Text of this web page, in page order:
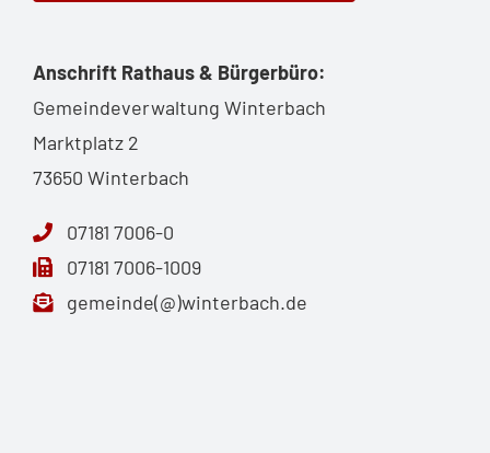
Anschrift Rathaus & Bürgerbüro:
Gemeindeverwaltung Winterbach
Marktplatz 2
73650 Winterbach
07181 7006-0
07181 7006-1009
gemeinde(@)winterbach.de